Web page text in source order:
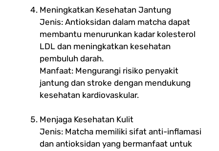
Meningkatkan Kesehatan Jantung
Jenis: Antioksidan dalam matcha dapat
membantu menurunkan kadar kolesterol
LDL dan meningkatkan kesehatan
pembuluh darah.
Manfaat: Mengurangi risiko penyakit
jantung dan stroke dengan mendukung
kesehatan kardiovaskular.
Menjaga Kesehatan Kulit
Jenis: Matcha memiliki sifat anti-inflamasi
dan antioksidan yang bermanfaat untuk